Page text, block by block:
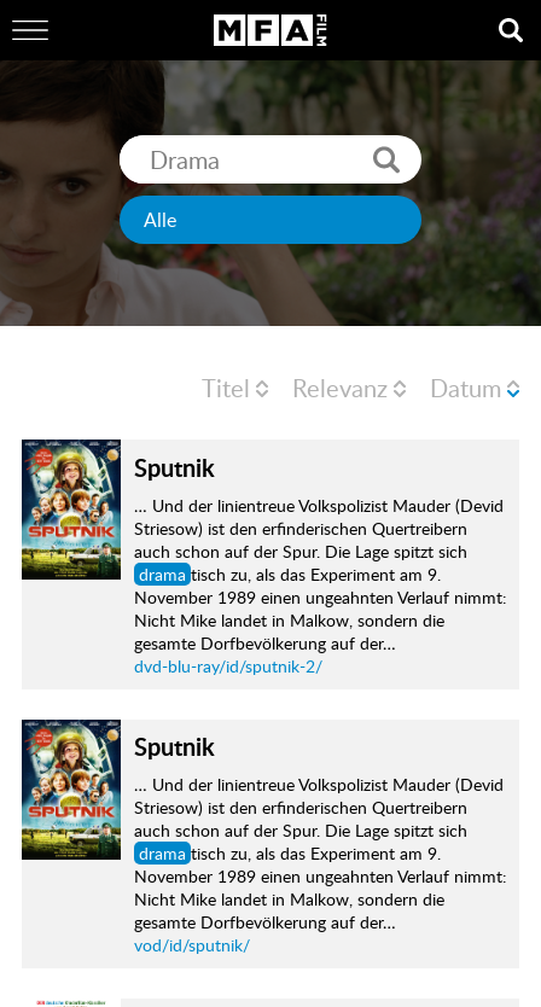
Titel Relevanz Datum
Sputnik
… Und der linientreue Volkspolizist Mauder (Devid
Striesow) ist den erfinderischen Quertreibern
auch schon auf der Spur. Die Lage spitzt sich
drama tisch zu, als das Experiment am 9.
November 1989 einen ungeahnten Verlauf nimmt:
Nicht Mike landet in Malkow, sondern die
gesamte Dorfbevölkerung auf der…
dvd-blu-ray/id/sputnik-2/
Sputnik
… Und der linientreue Volkspolizist Mauder (Devid
Striesow) ist den erfinderischen Quertreibern
auch schon auf der Spur. Die Lage spitzt sich
drama tisch zu, als das Experiment am 9.
November 1989 einen ungeahnten Verlauf nimmt:
Nicht Mike landet in Malkow, sondern die
gesamte Dorfbevölkerung auf der…
vod/id/sputnik/